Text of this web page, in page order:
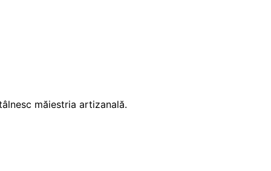
măiestria artizanală.